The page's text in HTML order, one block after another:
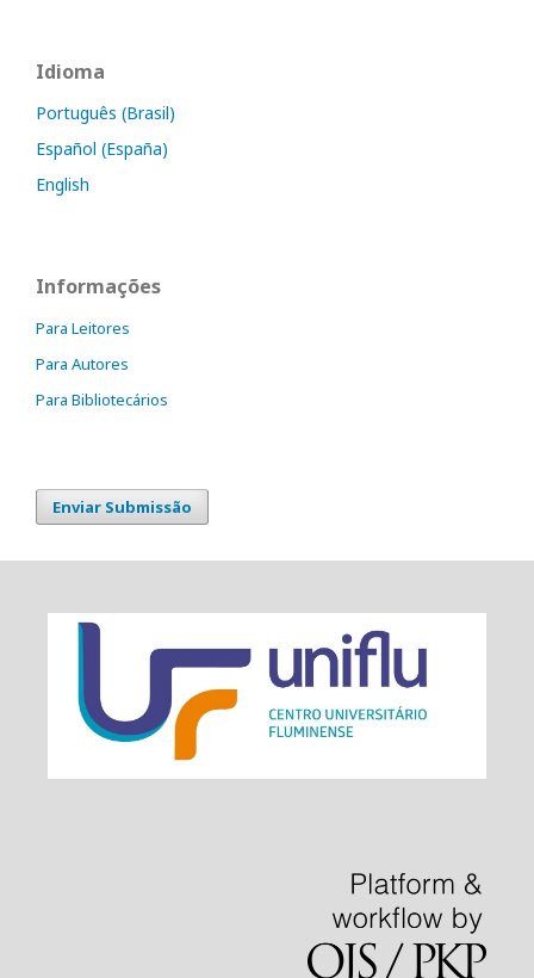
Idioma
Português (Brasil)
Español (España)
English
Informações
Para Leitores
Para Autores
Para Bibliotecários
Enviar Submissão